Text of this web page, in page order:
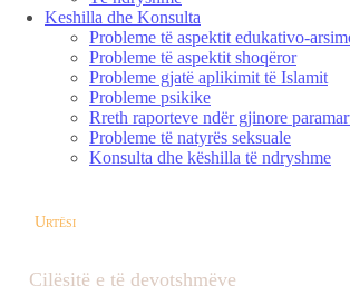
Keshilla dhe Konsulta
Probleme të aspektit edukativo-
Probleme të aspektit shoqëror
Probleme gjatë aplikimit të Islamit
Probleme psikike
Rreth raporteve ndër gjinore
Probleme të natyrës seksuale
Konsulta dhe këshilla të ndryshme
Urtësi
Cilësitë e të devotshmëve